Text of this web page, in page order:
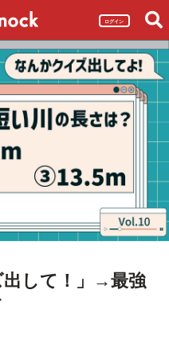
ログイン
して！」→最強